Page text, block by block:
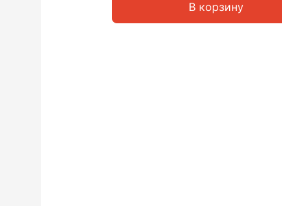
В корзину